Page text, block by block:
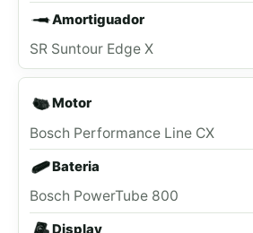
Amortiguador
SR Suntour Edge X
Motor
Bosch Performance Line CX
Bateria
Bosch PowerTube 800